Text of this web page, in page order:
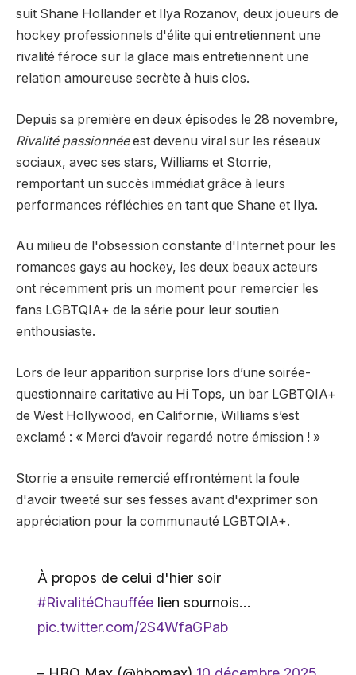
suit Shane Hollander et Ilya Rozanov, deux joueurs de
hockey professionnels d'élite qui entretiennent une
rivalité féroce sur la glace mais entretiennent une
relation amoureuse secrète à huis clos.
Depuis sa première en deux épisodes le 28 novembre,
Rivalité passionnéeest devenu viral sur les réseaux
sociaux, avec ses stars, Williams et Storrie,
remportant un succès immédiat grâce à leurs
performances réfléchies en tant que Shane et Ilya.
Au milieu de l'obsession constante d'Internet pour les
romances gays au hockey, les deux beaux acteurs
ont récemment pris un moment pour remercier les
fans LGBTQIA+ de la série pour leur soutien
enthousiaste.
Lors de leur apparition surprise lors d’une soirée-
questionnaire caritative au Hi Tops, un bar LGBTQIA+
de West Hollywood, en Californie, Williams s’est
exclamé : « Merci d’avoir regardé notre émission ! »
Storrie a ensuite remercié effrontément la foule
d'avoir tweeté sur ses fesses avant d'exprimer son
appréciation pour la communauté LGBTQIA+.
À propos de celui d'hier soir
#RivalitéChaufféelien sournois…
pic.twitter.com/2S4WfaGPab